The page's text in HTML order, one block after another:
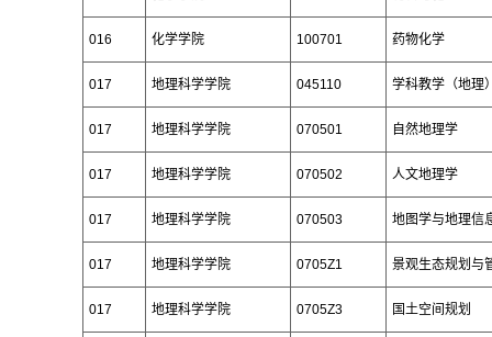
016 化学学院 100701 药物化学
017 地理科学学院 045110 学科教学（地理
017 地理科学学院 070501 自然地理学
017 地理科学学院 070502 人文地理学
017 地理科学学院 070503 地图学与地理信
017 地理科学学院 0705Z1 景观生态规划与
017 地理科学学院 0705Z3 国土空间规划